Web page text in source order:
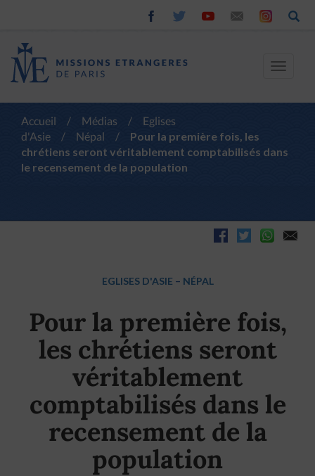
Toggle
Accueil / Médias /
Eglises
d'Asie
/ Népal /
Pour la première fois, les
chrétiens seront véritablement comptabilisés dans
le recensement de la population
EGLISES D'ASIE – NÉPAL
Pour la première fois,
les chrétiens seront
véritablement
comptabilisés dans le
recensement de la
population